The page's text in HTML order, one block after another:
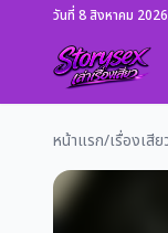
วันที่ 8 สิงหาคม 2026
หน้าแรก/เรื่องเสีย